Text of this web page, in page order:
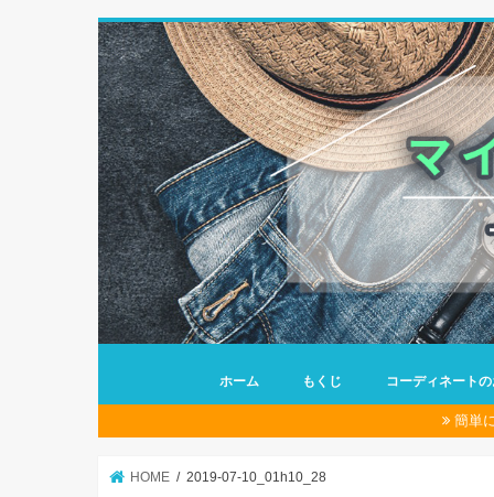
ホーム もくじ コーディネート
簡単
HOME 2019-07-10_01h10_28